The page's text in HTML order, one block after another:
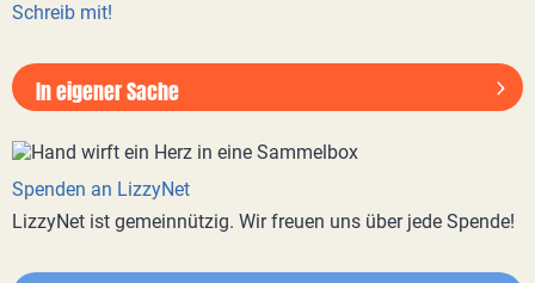
Schreib mit!
In eigener Sache
Spenden an LizzyNet
LizzyNet ist gemeinnützig. Wir freuen uns über jede Spende!